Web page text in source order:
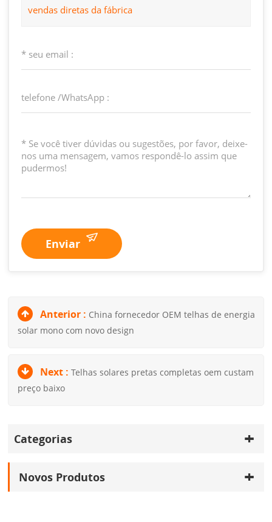
vendas diretas da fábrica
Enviar
Anterior : China fornecedor OEM telhas de energia
solar mono com novo design
Next :Telhas solares pretas completas oem custam
preço baixo
Categorias
Novos Produtos